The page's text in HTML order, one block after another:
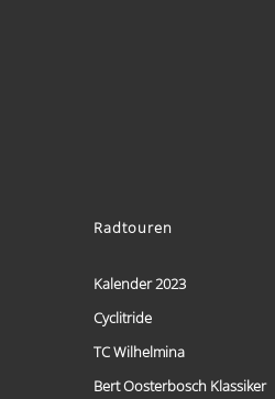
Radtouren
Kalender 2023
Cyclitride
TC Wilhelmina
Bert Oosterbosch Klassiker